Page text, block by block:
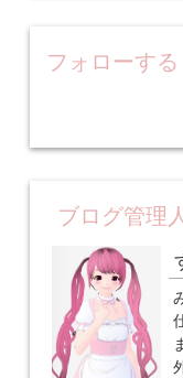
フォローする
ブログ管理人
ます